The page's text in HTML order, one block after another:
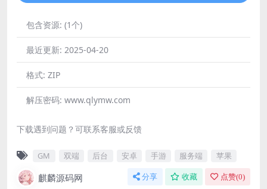
包含资源: (1个)
最近更新: 2025-04-20
格式: ZIP
解压密码: www.qlymw.com
下载遇到问题？可联系客服或反馈
GM 双端 后台 安卓 手游 服务端 苹果
麒麟源码网 分享 收藏 点赞(0)